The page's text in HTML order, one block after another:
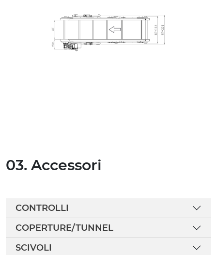
03. Accessori
CONTROLLI
COPERTURE/TUNNEL
SCIVOLI